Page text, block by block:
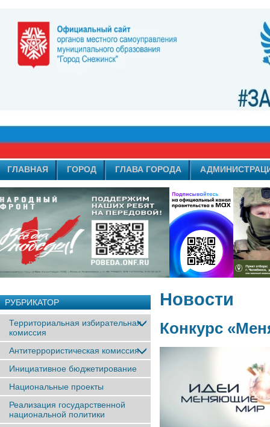
ГЛАВНАЯ ГОРОД ГЛАВА ГОРОДА
РУБРИКАТОР
Территориальная избирательная
комиссия
Антитеррористическая комиссия
Инициативное бюджетирование
Национальные проекты
Реализация государственной
национальной политики
Новости
Конкурс